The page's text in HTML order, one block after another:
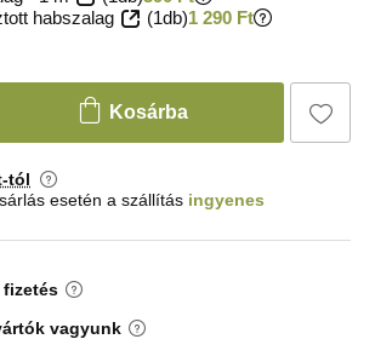
habszalag
(1db)1 290 Ft
Kosárba
tól
esetén a szállítás ingyenes
vagyunk